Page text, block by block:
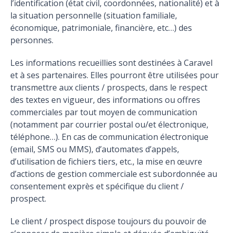
l’identification (état civil, coordonnées, nationalité) et à
la situation personnelle (situation familiale,
économique, patrimoniale, financière, etc…) des
personnes.
Les informations recueillies sont destinées à Caravel
et à ses partenaires. Elles pourront être utilisées pour
transmettre aux clients / prospects, dans le respect
des textes en vigueur, des informations ou offres
commerciales par tout moyen de communication
(notamment par courrier postal ou/et électronique,
téléphone…). En cas de communication électronique
(email, SMS ou MMS), d’automates d’appels,
d’utilisation de fichiers tiers, etc., la mise en œuvre
d’actions de gestion commerciale est subordonnée au
consentement exprès et spécifique du client /
prospect.
Le client / prospect dispose toujours du pouvoir de